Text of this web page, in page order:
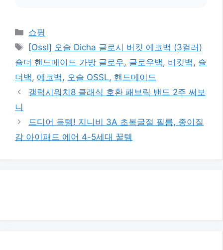
카
테
리
쇼핑
태
그
[Ossl] 오슬 Dicha 글로시 버킷 에코백 (3컬러)
숄더 핸드메이드 가방 글로우, 글로우백 , 버킷백 , 숄
더백 , 에코백 , 오슬 OSSL, 핸드메이드
갤럭시워치8 클래식 호환 패브릭 밴드 2주 써보
니
드디어 득템! 지니비 3A 초복굴절 필름, 종이질
감 아이패드 에어 4-5세대 꿀템